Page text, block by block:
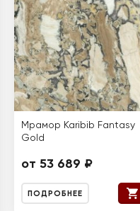
Мрамор Karibib Fantasy
Gold
от 53 689 ₽
ПОДРОБНЕЕ